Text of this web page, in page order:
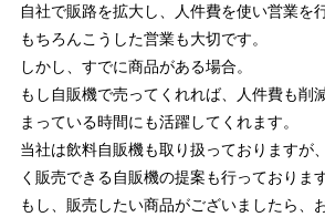
自社で販路を拡大し、人件費を使い営業を
もちろんこうした営業も大切です。
しかし、すでに商品がある場合。
もし自販機で売ってくれれば、人件費も削
まっている時間にも活躍してくれます。
当社は飲料自販機も取り扱っておりますが
く販売できる自販機の提案も行っております
もし、販売したい商品がございましたら、